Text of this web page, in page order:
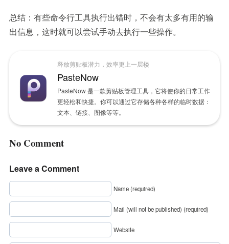
总结：有些命令行工具执行出错时，不会有太多有用的输
出信息，这时就可以尝试手动去执行一些操作。
释放剪贴板潜力，效率更上一层楼
PasteNow
PasteNow 是一款剪贴板管理工具，它将使你的日常工作
更轻松和快捷。你可以通过它存储各种各样的临时数据：
文本、链接、图像等等。
No Comment
Leave a Comment
Name (required)
Mail (will not be published) (required)
Website